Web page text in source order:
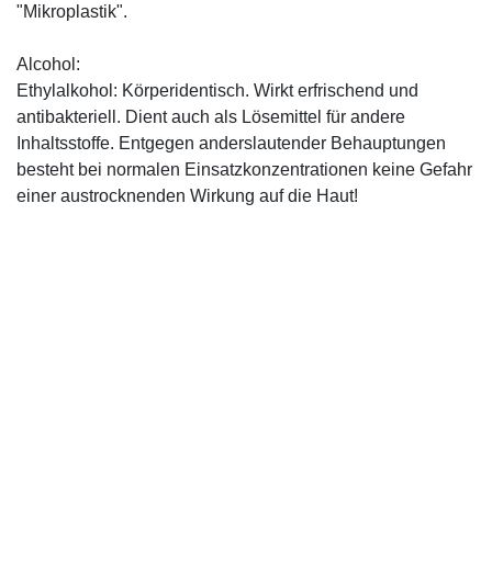
"Mikroplastik".
Alcohol:
Ethylalkohol: Körperidentisch. Wirkt erfrischend und
antibakteriell. Dient auch als Lösemittel für andere
Inhaltsstoffe. Entgegen anderslautender Behauptungen
besteht bei normalen Einsatzkonzentrationen keine Gefahr
einer austrocknenden Wirkung auf die Haut!